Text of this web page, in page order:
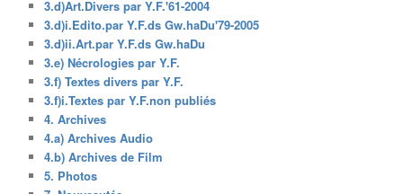
3.d)Art.Divers par Y.F.'61-2004
3.d)i.Edito.par Y.F.ds Gw.haDu'79-2005
3.d)ii.Art.par Y.F.ds Gw.haDu
3.e) Nécrologies par Y.F.
3.f) Textes divers par Y.F.
3.f)i.Textes par Y.F.non publiés
4. Archives
4.a) Archives Audio
4.b) Archives de Film
5. Photos